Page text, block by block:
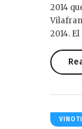
2014
2014.